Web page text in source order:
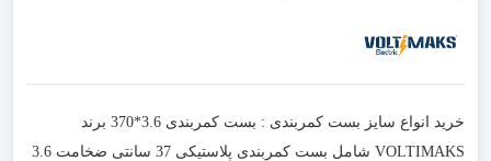
خرید انواع سایز بست کمربندی : بست کمربندی 3.6*370 برند
VOLTIMAKS شامل بست کمربندی پلاستیکی 37 سانتی ضخامت 3.6